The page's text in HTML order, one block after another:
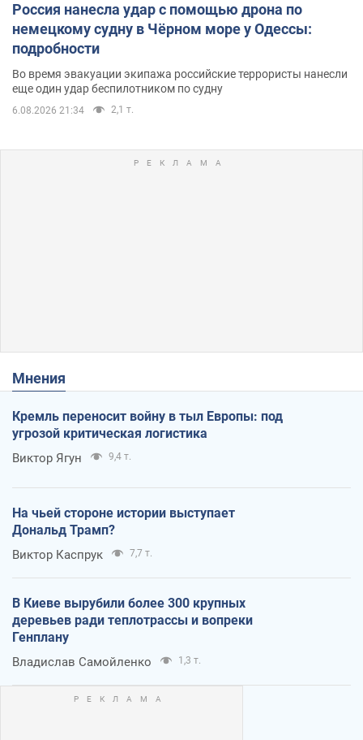
Россия нанесла удар с помощью дрона по
немецкому судну в Чёрном море у Одессы:
подробности
Во время эвакуации экипажа российские террористы нанесли
еще один удар беспилотником по судну
6.08.2026 21:34 2,1 т.
Мнения
Кремль переносит войну в тыл Европы: под
угрозой критическая логистика
Виктор Ягун 9,4 т.
На чьей стороне истории выступает
Дональд Трамп?
Виктор Каспрук 7,7 т.
В Киеве вырубили более 300 крупных
деревьев ради теплотрассы и вопреки
Генплану
Владислав Самойленко 1,3 т.